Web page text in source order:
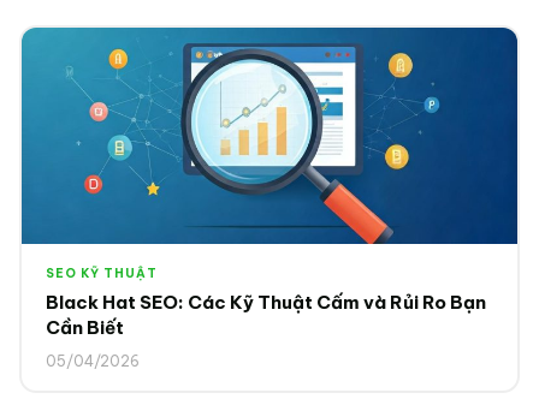
SEO KỸ THUẬT
Black Hat SEO: Các Kỹ Thuật Cấm và Rủi Ro Bạn
Cần Biết
05/04/2026